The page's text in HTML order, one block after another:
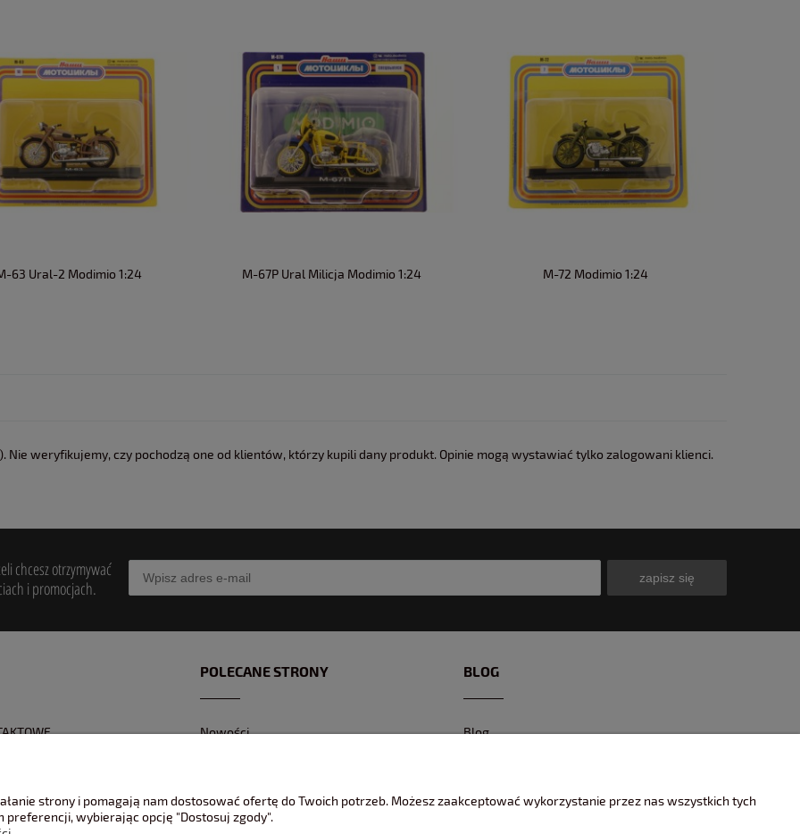
63 Ural-2 Modimio 1:24 M-67P Ural Milicja Modimio 1:24 M-72 Modimio 1:24
weryfikujemy, czy pochodzą one od klientów, którzy kupili dany produkt. Opinie mogą wystawiać tylko zalogowani klienci.
chcesz otrzymywać
i promocjach.
zapisz się
POLECANE STRONY
Nowości
BLOG
Blog
ENCYKLOPEDIA KOLEKCJONERA
strony i pomagają nam dostosować ofertę do Twoich potrzeb. Możesz zaakceptować wykorzystanie przez nas wszystkich tych
wybierając opcję "Dostosuj zgody".